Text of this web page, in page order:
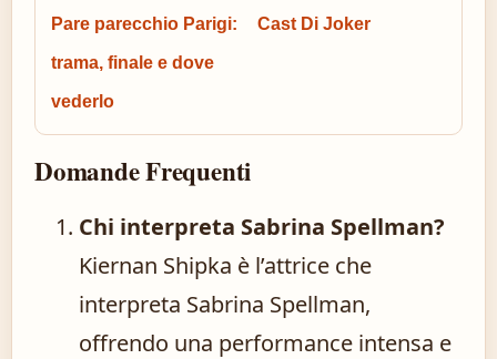
Pare parecchio Parigi:
trama, finale e dove
vederlo
Cast Di Joker
Domande Frequenti
Chi interpreta Sabrina Spellman?
Kiernan Shipka è l’attrice che
interpreta Sabrina Spellman,
offrendo una performance intensa e